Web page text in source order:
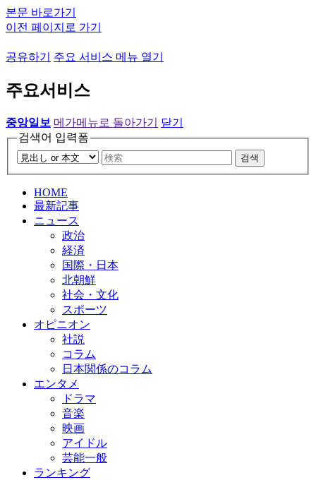
본문 바로가기
이전 페이지로 가기
공유하기 주요 서비스 메뉴 열기
주요서비스
중앙일보 메가메뉴로 돌아가기
닫기
검색어 입력폼
검색
HOME
最新記事
ニュース
政治
経済
国際・日本
北朝鮮
社会・文化
スポーツ
オピニオン
社説
コラム
日本関係のコラム
エンタメ
ドラマ
音楽
映画
アイドル
芸能一般
ランキング